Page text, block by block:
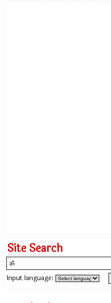
Site Search
Input language: